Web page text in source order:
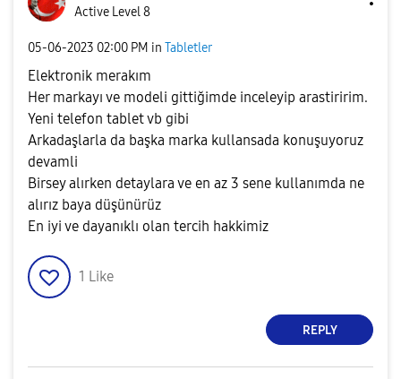
Active Level 8
‎05-06-2023 02:00 PM in Tabletler
Elektronik merakım
Her markayı ve modeli gittiğimde inceleyip arastiririm.
Yeni telefon tablet vb gibi
Arkadaşlarla da başka marka kullansada konuşuyoruz
devamli
Birsey alırken detaylara ve en az 3 sene kullanımda ne
alırız baya düşünürüz
En iyi ve dayanıklı olan tercih hakkimiz
1 Like
REPLY